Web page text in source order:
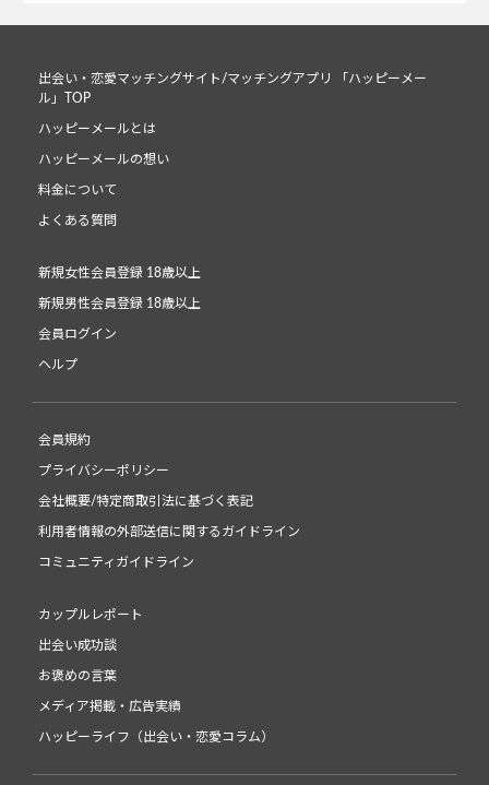
出会い・恋愛マッチングサイト/マッチングアプリ 「ハッピーメー
ル」TOP
ハッピーメールとは
ハッピーメールの想い
料金について
よくある質問
新規女性会員登録 18歳以上
新規男性会員登録 18歳以上
会員ログイン
ヘルプ
会員規約
プライバシーポリシー
会社概要/特定商取引法に基づく表記
利用者情報の外部送信に関するガイドライン
コミュニティガイドライン
カップルレポート
出会い成功談
お褒めの言葉
メディア掲載・広告実績
ハッピーライフ（出会い・恋愛コラム）